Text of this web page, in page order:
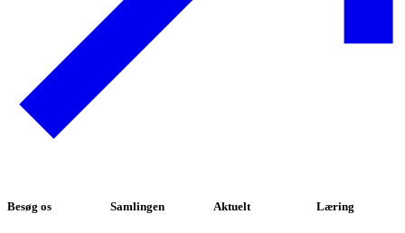
Besøg os Samlingen Aktuelt Læring